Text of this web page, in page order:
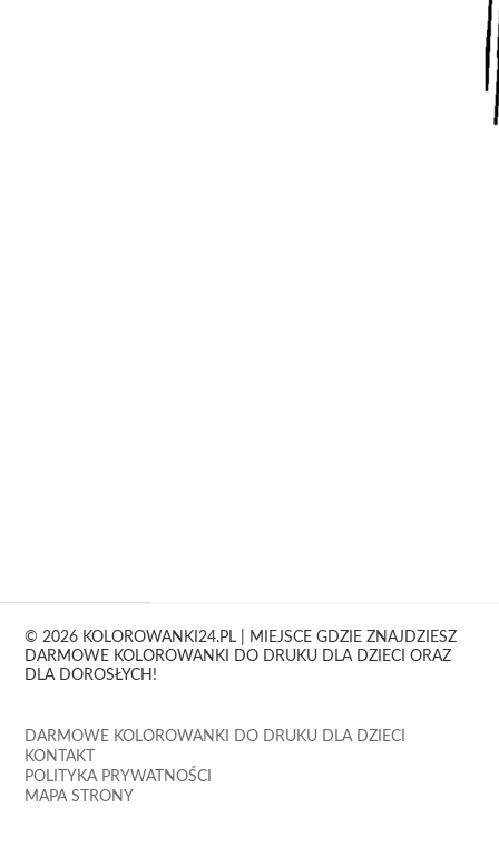
© 2026 KOLOROWANKI24.PL | MIEJSCE GDZIE ZNAJDZIESZ
DARMOWE KOLOROWANKI DO DRUKU DLA DZIECI ORAZ
DLA DOROSŁYCH!
DARMOWE KOLOROWANKI DO DRUKU DLA DZIECI
KONTAKT
POLITYKA PRYWATNOŚCI
MAPA STRONY